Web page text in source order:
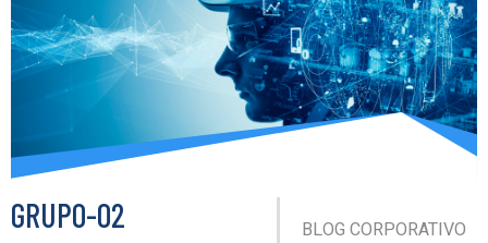
GRUPO-O2 BLOG CORPORATIVO